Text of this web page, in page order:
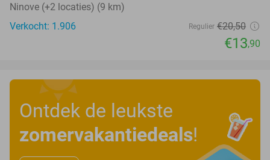
Ninove (+2 locaties) (9 km)
Verkocht: 1.906
Regulier €20,50
€13,90
Ontdek de leukste
zomervakantiedeals!